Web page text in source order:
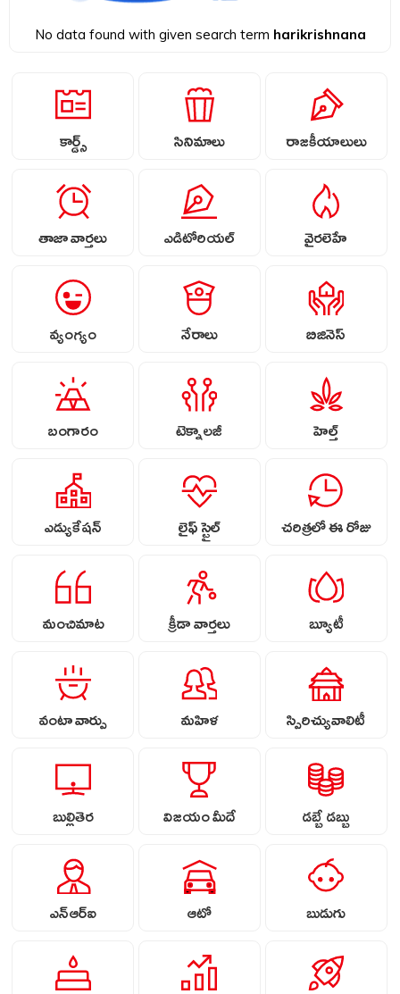
No data found with given search term harikrishnana
కార్డ్స్ సినిమాలు రాజకీయాలులు
తాజా వార్తలు ఎడిటోరియల్ వైరలెహే
వ్యంగ్యం నేరాలు బిజినెస్
బంగారం టెక్నాలజీ హెల్త్
ఎడ్యుకేషన్ లైఫ్ స్టైల్ చరిత్రలో ఈ రోజు
మంచిమాట క్రీడా వార్తలు బ్యూటీ
వంటా వార్పు మహిళ స్పిరిచ్యువాలిటీ
బుల్లితెర విజయం మీదే డబ్బే డబ్బు
ఎన్ఆర్ఐ ఆటో బుడుగు